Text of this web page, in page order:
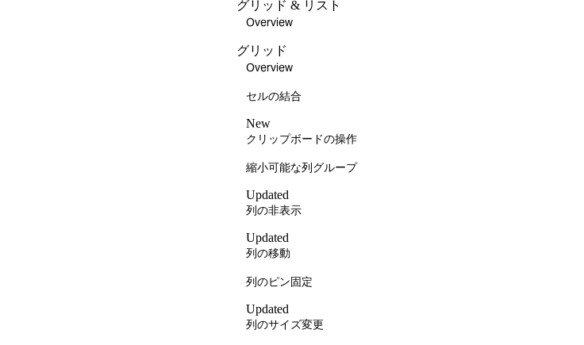
グリッド & リスト
Overview
グリッド
Overview
セルの結合
New
クリップボードの操作
縮小可能な列グループ
Updated
列の非表示
Updated
列の移動
列のピン固定
Updated
列のサイズ変更